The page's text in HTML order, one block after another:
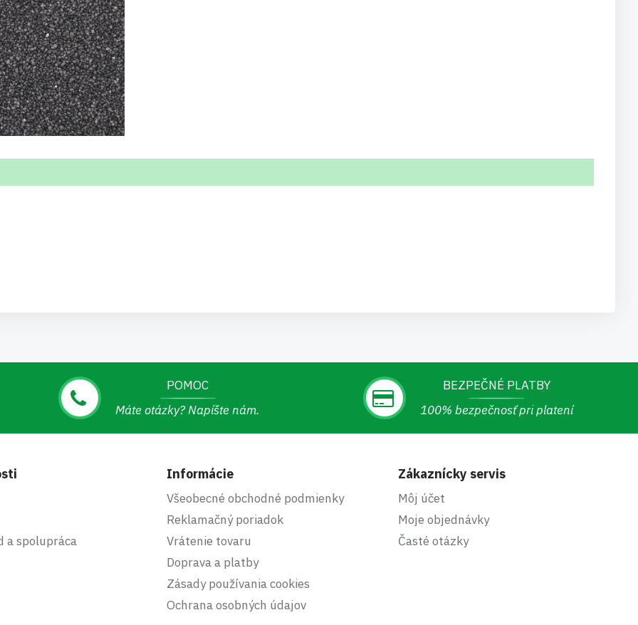
POMOC
Máte otázky? Napíšte nám.
BEZPEČNÉ PLATBY
100% bezpečnosť pri platení
a spolupráca
Informácie
Všeobecné obchodné podmienky
Reklamačný poriadok
Vrátenie tovaru
Doprava a platby
Zásady používania cookies
Ochrana osobných údajov
Zákaznícky servis
Môj účet
Moje objednávky
Časté otázky